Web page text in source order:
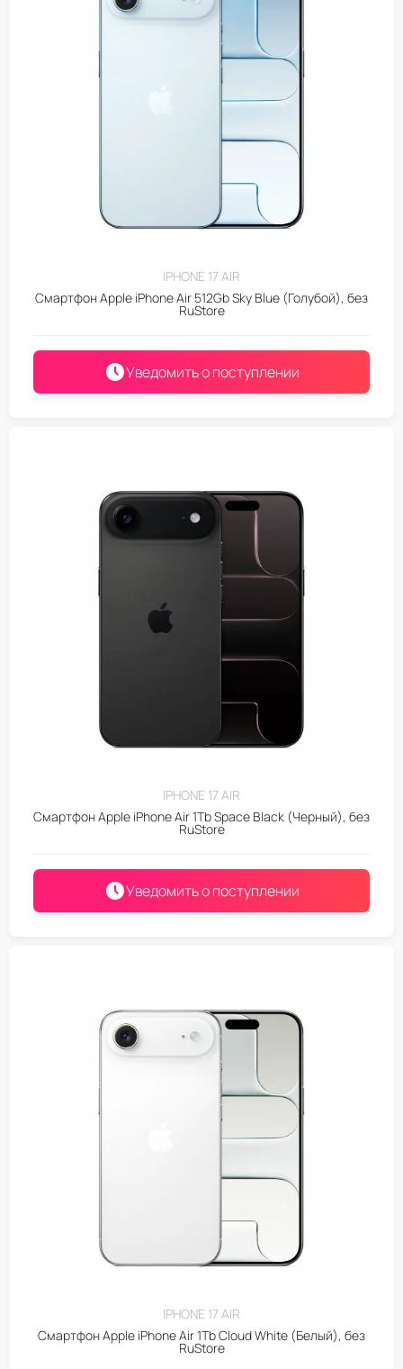
IPHONE 17 AIR
Смартфон Apple iPhone Air 512Gb Sky Blue (Голубой), без
RuStore
Уведомить о поступлении
IPHONE 17 AIR
Смартфон Apple iPhone Air 1Tb Space Black (Черный), без
RuStore
Уведомить о поступлении
IPHONE 17 AIR
Смартфон Apple iPhone Air 1Tb Cloud White (Белый), без
RuStore